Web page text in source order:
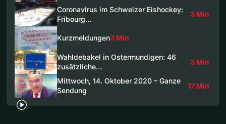
Coronavirus im Schweizer Eishockey:
Fribourg…
3 Min
Kurzmeldungen3 Min
Wahldebakel in Ostermundigen: 46
zusätzliche…
3 Min
Mittwoch, 14. Oktober 2020 – Ganze
Sendung
17 Min